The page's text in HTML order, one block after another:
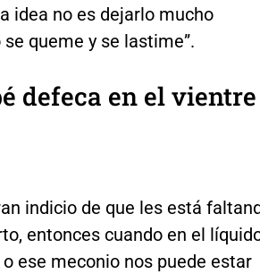
idea no es dejarlo mucho
queme y se lastime”.
defeca en el vientre
indicio de que les está
entonces cuando en el
ese meconio nos puede estar